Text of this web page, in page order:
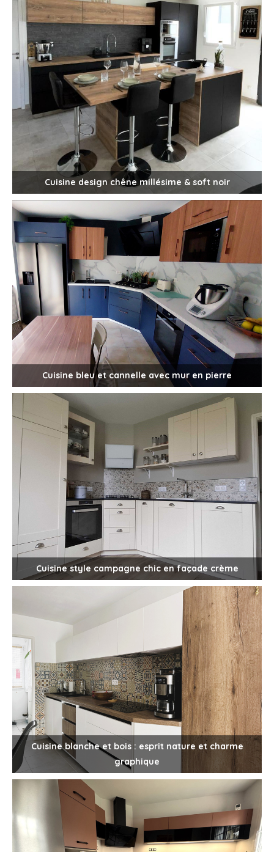
Cuisine design chêne millésime & soft noir
Cuisine bleu et cannelle avec mur en pierre
Cuisine style campagne chic en façade crème
Cuisine blanche et bois : esprit nature et charme
graphique